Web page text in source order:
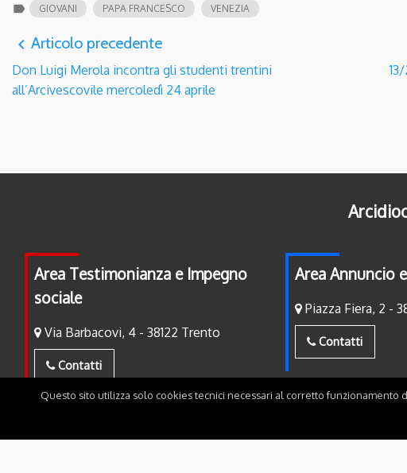
label GIOVANI PAPA FRANCESCO VENEZIA
navigate_before Articolo precedente
Don Luigi Merola incontra gli studenti trentini
all’Arcivescovile mercoledì 24 aprile
Area Testimonianza e Impegno
sociale
Via Barbacovi, 4 - 38122 Trento
Contatti
Area Annuncio
Piazza Fiera, 2 -
Contatti
Questo sito utilizza solo cookies tecnici necessari al corretto